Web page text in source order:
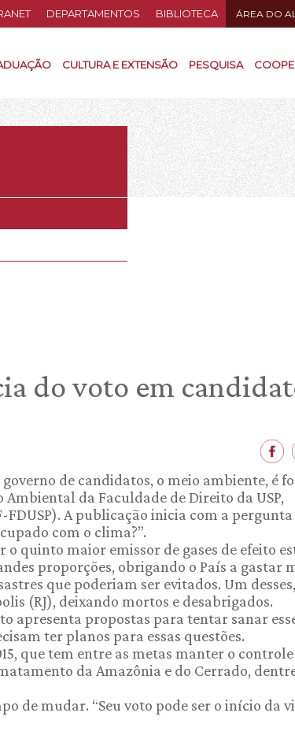
DEPARTAMENTOS BIBLIOTECA ÁREA DO
CULTURA E EXTENSÃO PESQUISA
do voto em
de candidatos, o meio ambiente, é
da Faculdade de Direito da USP,
A publicação inicia com a
com o clima?”.
quinto maior emissor de gases de efeito
proporções, obrigando o País a gastar
que poderiam ser evitados. Um
(RJ), deixando mortos e desabrigados.
apresenta propostas para tentar sanar
ter planos para essas questões.
que tem entre as metas manter o
da Amazônia e do Cerrado,
de mudar. “Seu voto pode ser o início da